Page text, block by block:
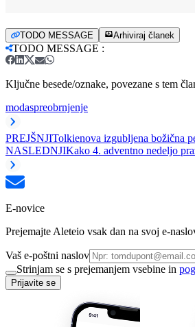
TODO MESSAGE Arhiviraj članek
TODO MESSAGE :
Ključne besede/oznake, povezane s tem
modaspreobrnjenje
PREJŠNJITolkienova izgubljena božična
NASLEDNJIKako 4. adventno nedeljo
E-novice
Prejemajte Aleteio vsak dan na svoj e-
Vaš e-poštni naslov
Strinjam se s prejemanjem vsebine in
Prijavite se